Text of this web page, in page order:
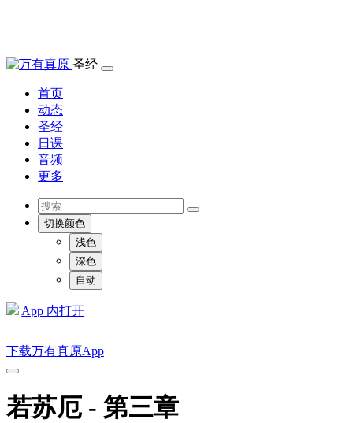
圣经
首页
动态
圣经
日课
音频
更多
切换颜色
浅色
深色
自动
App 内打开
下载万有真原App
若苏厄 - 第三章